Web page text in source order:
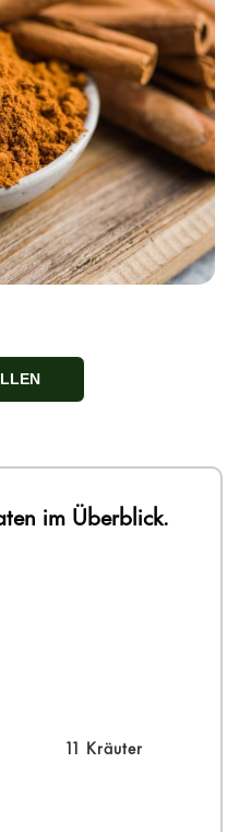
im Überblick.
11 Kräuter
überliefertem Kräuterwissen aus